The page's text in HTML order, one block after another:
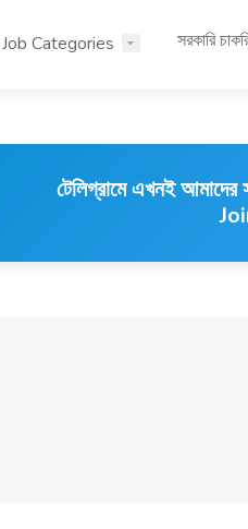
Categories সরকারি
টেলিগ্রামে এখনই